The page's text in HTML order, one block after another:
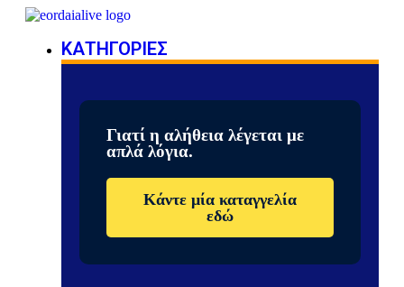
ΚΑΤΗΓΟΡΙΕΣ
Γιατί η αλήθεια λέγεται με
απλά λόγια.
Κάντε μία καταγγελία
εδώ